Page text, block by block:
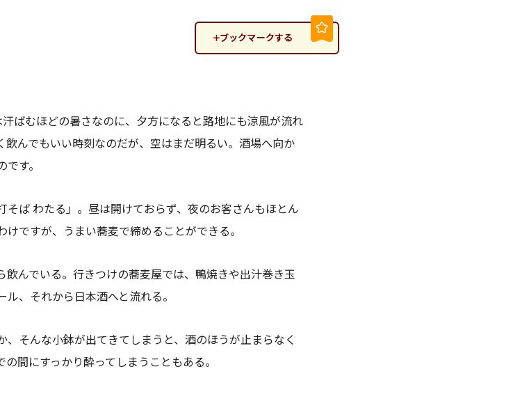
ブックマークする
ばむほどの暑さなのに、夕方になると路地にも涼風が流れ
飲んでもいい時刻なのだが、空はまだ明るい。酒場へ向か
す。
ば わたる」。昼は開けておらず、夜のお客さんもほとん
ですが、うまい蕎麦で締めることができる。
んでいる。行きつけの蕎麦屋では、鴨焼きや出汁巻き玉
、それから日本酒へと流れる。
そんな小鉢が出てきてしまうと、酒のほうが止まらなく
間にすっかり酔ってしまうこともある。